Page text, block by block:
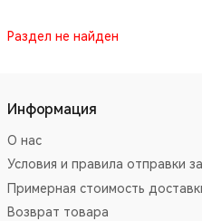
Раздел не найден
Информация
О нас
Условия и правила отправки
Примерная стоимость
Возврат товара